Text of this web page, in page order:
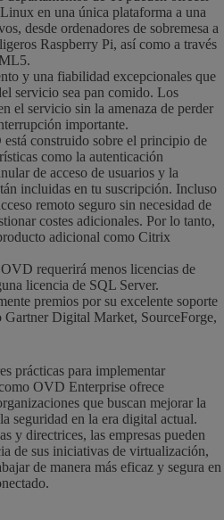
en una única plataforma a una
desde ordenadores de sobremesa a
Raspberry Pi, así como a través
y una fiabilidad excepcionales que
servicio sea pan comido. Los
el servicio sin la amenaza de perder
importante.
construido sobre el principio de
como la autenticación
de acceso de usuarios y la
incluidas en tu suscripción. Incluso
remoto seguro sin necesidad de
costes adicionales. Por lo tanto,
adicional como Citrix
requerirá menos licencias de
licencia de SQL Server.
premios por su excelente soporte
Gartner Digital Market, SourceForge,
prácticas para implementar
OVD Enterprise ofrece
que buscan mejorar la
seguridad en la era digital actual.
y directrices, las empresas pueden
de sus iniciativas de virtualización,
de manera más eficaz y segura en